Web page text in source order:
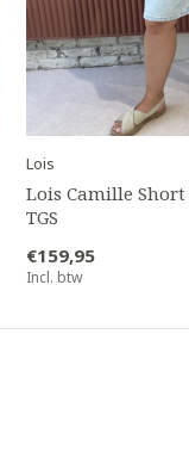
Lois
Lois Camille
TGS
€159,95
Incl. btw